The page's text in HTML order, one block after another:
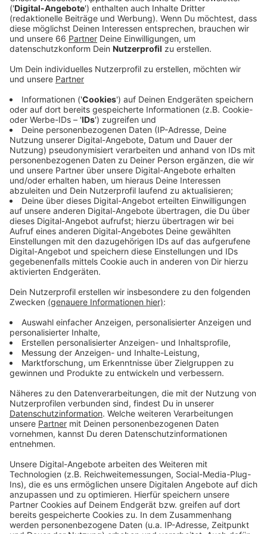
Verpackungsmesse "Interpack" statt. Insgesamt
werden über 150.000 Besucherinnen und Besucher
erwartet.
Anzeige
Zum ersten Mal seit sechs Jahren dreht sich auf dem
Messegelände wieder alles rund um das Thema
"Verpackungen". In diesem Jahr werden rund 2.800
Ausstellerinnen und Aussteller aus über 60 Ländern
erwartet. Ein Schwerpunkt liegt auf den Themen
"Nachhaltigkeit" und "Digitalisierung". Die Veranstalter
empfehlen die Anreise mit der Rheinbahn. Während der
Messe fahren die U79 und die U78 wie gewohnt in
einer höheren Taktung zur Messe. Am Samstag könnte
es im Düsseldorfer Norden besonders voll werden.
Dann spielt parallel auch die Fortuna in der Arena.
Anzeige
Weitere Infos und Links zum Thema
Anzeige
So lief die erste große Messe "boot" in diesem
Jahr
Mehr Infos zur Messe "Interpack"
Anzeige